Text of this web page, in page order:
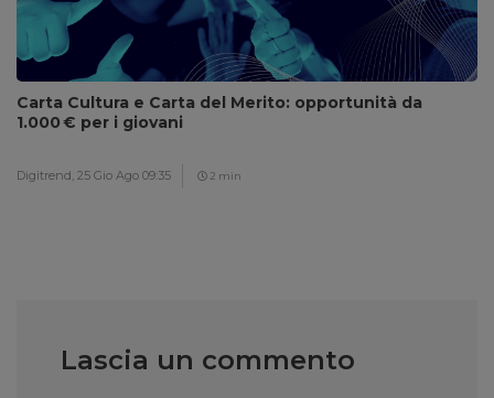
Carta Cultura e Carta del Merito: opportunità da
1.000 € per i giovani
Digitrend, 25 Gio Ago 09:35 2 min
Lascia un commento